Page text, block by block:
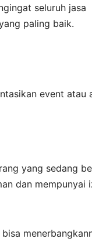
seluruh jasa
paling baik.
event atau
yang sedang
dan mempunyai